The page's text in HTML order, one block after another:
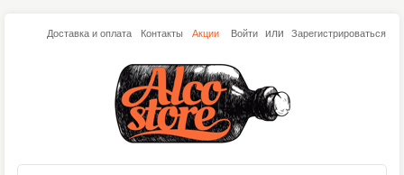
Доставка и оплата Контакты Акции Войти или Зарегистрироваться